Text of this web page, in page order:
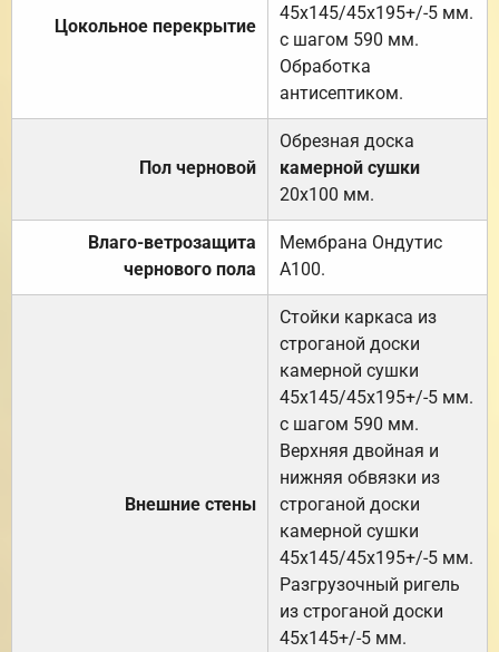
Цокольное перекрытие
45х145/45х195+/-5 мм.
с шагом 590 мм.
Обработка
антисептиком.
Пол черновой
Обрезная доска
камерной сушки
20х100 мм.
Влаго-ветрозащита
чернового пола
Мембрана Ондутис
А100.
Внешние стены
Стойки каркаса из
строганой доски
камерной сушки
45х145/45х195+/-5 мм.
с шагом 590 мм.
Верхняя двойная и
нижняя обвязки из
строганой доски
камерной сушки
45х145/45х195+/-5 мм.
Разгрузочный ригель
из строганой доски
45х145+/-5 мм.